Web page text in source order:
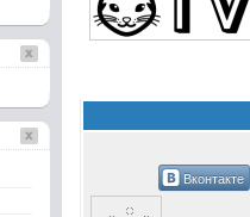
Вконтакте